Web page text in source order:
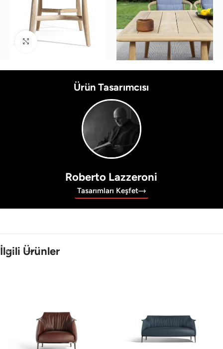
Büyütmek için tıklayın
Ürün Tasarımcısı
Roberto Lazzeroni
Tasarımları Keşfet
İlgili Ürünler